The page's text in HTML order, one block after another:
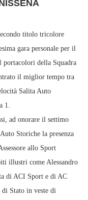
titolo tricolore
gara personale per il
della Squadra
il miglior tempo tra
Salita Auto
1.
ad onorare il settimo
Storiche la presenza
allo Sport
illustri come Alessandro
di ACI Sport e di AC
Stato in veste di